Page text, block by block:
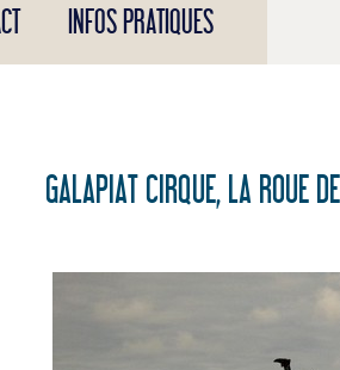
INFOS PRATIQUES
GALAPIAT CIRQUE, LA ROUE